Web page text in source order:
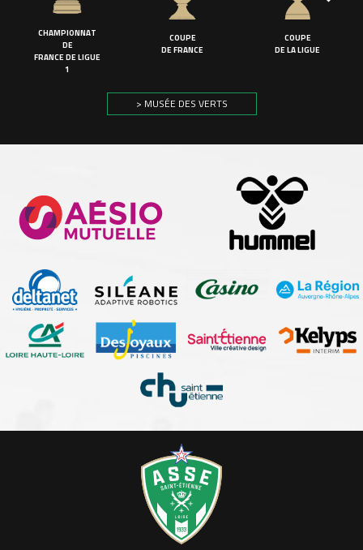
CHAMPIONNAT
DE
FRANCE DE LIGUE
1
COUPE
DE FRANCE
COUPE
DE LA LIGUE
> MUSÉE DES VERTS